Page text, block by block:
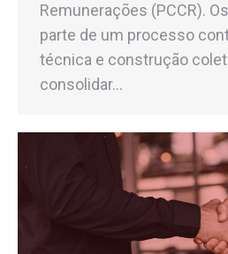
Remunerações (PCCR).
parte de um processo
técnica e construção
consolidar…